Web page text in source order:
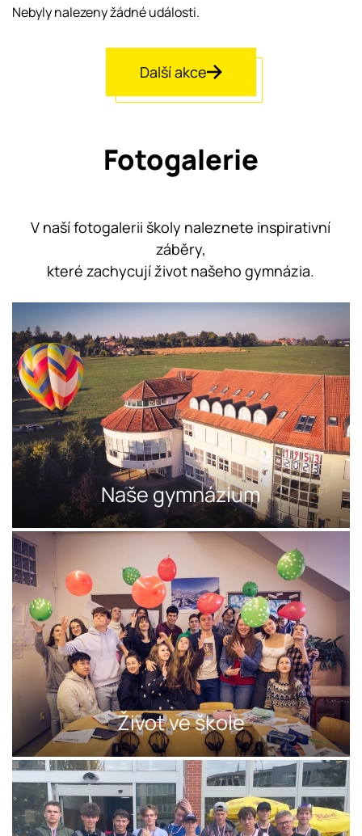
Nebyly nalezeny žádné události.
Další akce
Naše gymnázium
Život ve škole
Fotogalerie
V naší fotogalerii školy naleznete inspirativní
záběry,
které zachycují život našeho gymnázia.